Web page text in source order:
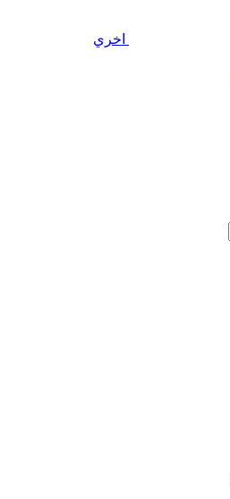
اخري